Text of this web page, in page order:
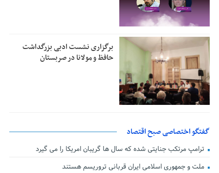
برگزاری نشست ادبی بزرگداشت
حافظ و مولانا در صربستان
گفتگو اختصاصی صبح اقتصاد
ترامپ مرتکب جنایتی شده که سال ها گریبان امریکا را می گیرد
ملت و جمهوری اسلامی ایران قربانی تروریسم هستند